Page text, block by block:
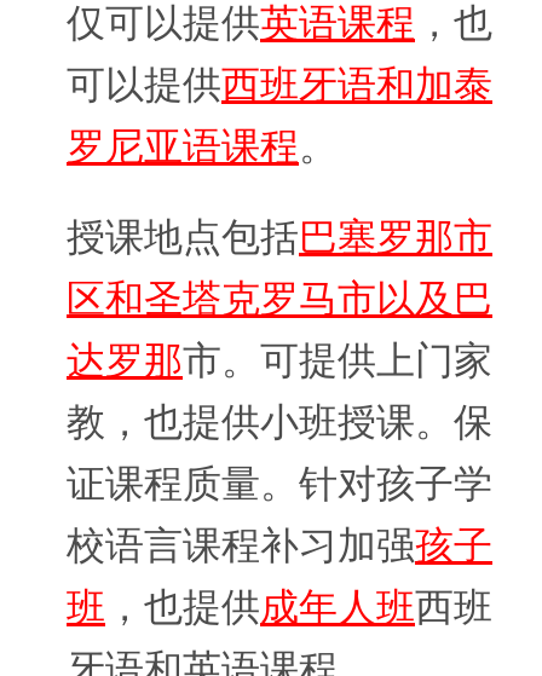
仅可以提供英语课程 ，也
可以提供西班牙语和加泰
罗尼亚语课程。
授课地点包括巴塞罗那市
区和圣塔克罗马市以及巴
达罗那市。可提供上门家
教，也提供小班授课。保
证课程质量。针对孩子学
校语言课程补习加强孩子
班 ，也提供成年人班西班